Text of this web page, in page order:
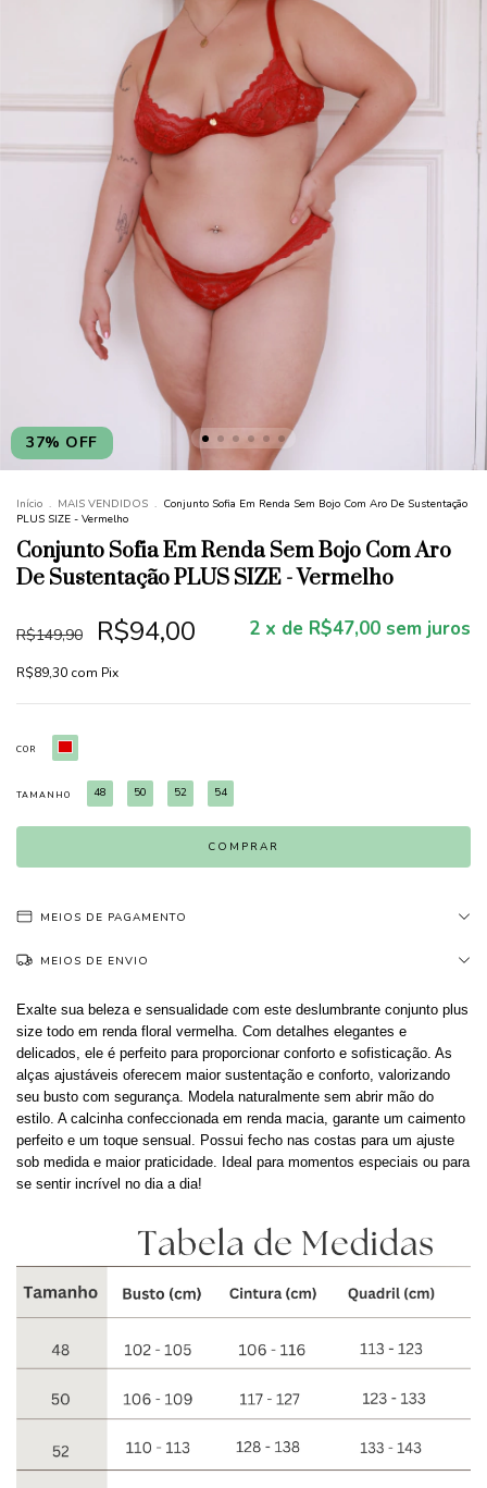
37% OFF
Início . MAIS VENDIDOS . Conjunto Sofia Em Renda Sem Bojo Com Aro De Sustentação
PLUS SIZE - Vermelho
Conjunto Sofia Em Renda Sem Bojo Com Aro
De Sustentação PLUS SIZE - Vermelho
R$149,90 R$94,00 2 x de R$47,00 sem juros
R$89,30 com Pix
COR
TAMANHO 48 50 52 54
MEIOS DE PAGAMENTO
MEIOS DE ENVIO
Exalte sua beleza e sensualidade com este deslumbrante conjunto plus
size todo em renda floral vermelha. Com detalhes elegantes e
delicados, ele é perfeito para proporcionar conforto e sofisticação. As
alças ajustáveis oferecem maior sustentação e conforto, valorizando
seu busto com segurança. Modela naturalmente sem abrir mão do
estilo. A calcinha confeccionada em renda macia, garante um caimento
perfeito e um toque sensual. Possui fecho nas costas para um ajuste
sob medida e maior praticidade. Ideal para momentos especiais ou para
se sentir incrível no dia a dia!